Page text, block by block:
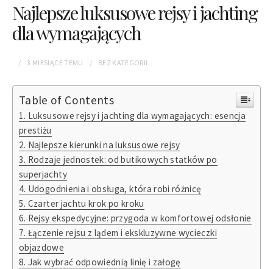
Najlepsze luksusowe rejsy i jachting
dla wymagających
3 MIESIĄCETEMU BEZ KATEGORII
Table of Contents
Luksusowe rejsy i jachting dla wymagających: esencja
prestiżu
Najlepsze kierunki na luksusowe rejsy
Rodzaje jednostek: od butikowych statków po
superjachty
Udogodnienia i obsługa, która robi różnicę
Czarter jachtu krok po kroku
Rejsy ekspedycyjne: przygoda w komfortowej odsłonie
Łączenie rejsu z lądem i ekskluzywne wycieczki
objazdowe
Jak wybrać odpowiednią linię i załogę